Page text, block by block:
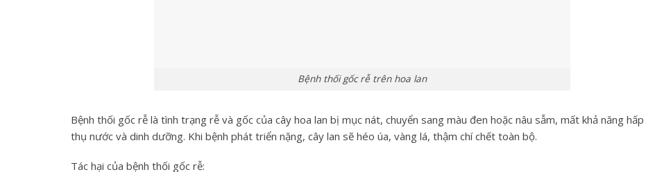
Bệnh thối gốc rễ trên hoa lan
Bệnh thối gốc rễ là tình trạng rễ và gốc của cây hoa lan bị mục nát, chuyển sang màu đen hoặc nâu sẫm, mất khả năng hấp
thụ nước và dinh dưỡng. Khi bệnh phát triển nặng, cây lan sẽ héo úa, vàng lá, thậm chí chết toàn bộ.
Tác hại của bệnh thối gốc rễ: